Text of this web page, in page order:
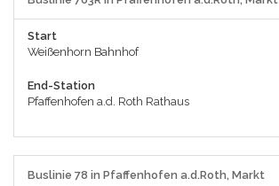
Start
Weißenhorn Bahnhof
End-Station
Pfaffenhofen a.d. Roth Rathaus
Buslinie 78 in Pfaffenhofen a.d.Roth, Markt